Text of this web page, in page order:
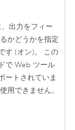
出力をフィー
かどうかを指定
す (オン)。 この
で Web ツール
ートされていま
用できません。